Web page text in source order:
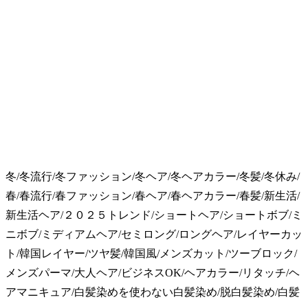
冬/冬流行/冬ファッション/冬ヘア/冬ヘアカラー/冬髪/冬休み/
春/春流行/春ファッション/春ヘア/春ヘアカラー/春髪/新生活/
新生活ヘア/２０２５トレンド/ショートヘア/ショートボブ/ミ
ニボブ/ミディアムヘア/セミロング/ロングヘア/レイヤーカッ
ト/韓国レイヤー/ツヤ髪/韓国風/メンズカット/ツーブロック/
メンズパーマ/大人ヘア/ビジネスOK/ヘアカラー/リタッチ/ヘ
アマニキュア/白髪染めを使わない白髪染め/脱白髪染め/白髪